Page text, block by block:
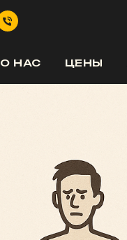
О НАС ЦЕНЫ